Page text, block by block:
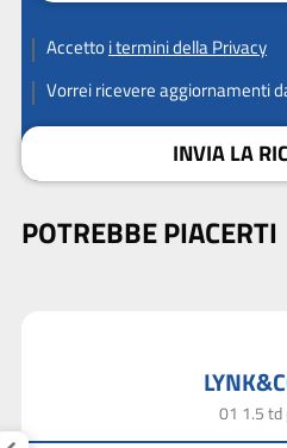
Accettoi termini della Privacy
Vorrei ricevere aggiornamenti
INVIA LA
POTREBBE PIACERTI
01 1.5 td